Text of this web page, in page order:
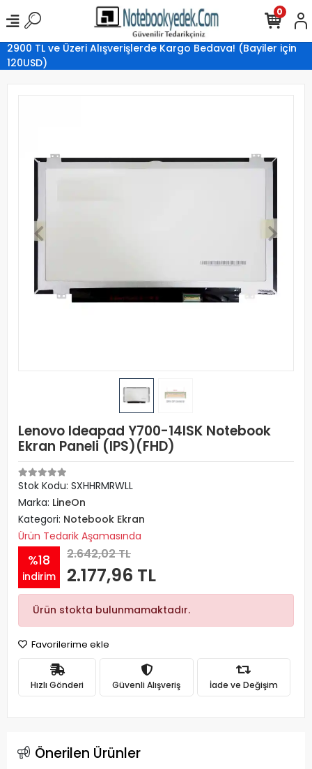
2900 TL ve Üzeri Alışverişlerde Kargo Bedava! (Bayiler için
120USD)
0
Lenovo Ideapad Y700-14ISK Notebook
Ekran Paneli (IPS)(FHD)
Stok Kodu: SXHHRMRWLL
Marka: LineOn
Kategori: Notebook Ekran
Ürün Tedarik Aşamasında
%18
indirim
2.642,02 TL
2.177,96 TL
Ürün stokta bulunmamaktadır.
Favorilerime ekle
Hızlı Gönderi Güvenli Alışveriş İade ve Değişim
Önerilen Ürünler